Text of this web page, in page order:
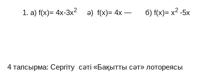
a) f(x)= 4х-3x2 ә) f(x)= 4х — б) f(x)= x2 -5х
4 тапсырма: Сергіту сәті «Бақытты сәт» лотореясы